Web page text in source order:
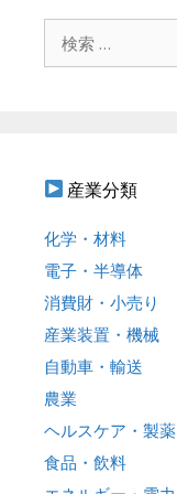
産業分類
化学・材料
電子・半導体
消費財・小売り
産業装置・機械
自動車・輸送
農業
ヘルスケア・製薬
食品・飲料